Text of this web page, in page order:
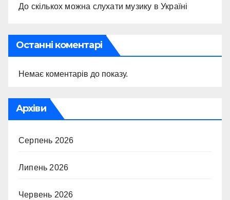
До скількох можна слухати музику в Україні
Останні коментарі
Немає коментарів до показу.
Архіви
Серпень 2026
Липень 2026
Червень 2026